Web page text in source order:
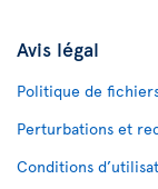
Avis légal
Politique de
Perturbations et
Conditions